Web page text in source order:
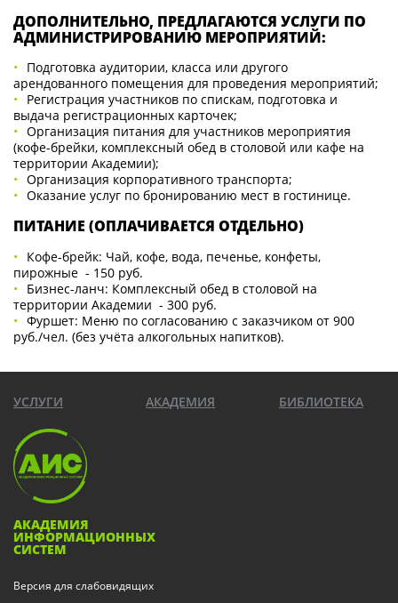
ДОПОЛНИТЕЛЬНО, ПРЕДЛАГАЮТСЯ УСЛУГИ ПО
АДМИНИСТРИРОВАНИЮ МЕРОПРИЯТИЙ:
Подготовка аудитории, класса или другого
арендованного помещения для проведения мероприятий;
Регистрация участников по спискам, подготовка и
выдача регистрационных карточек;
Организация питания для участников мероприятия
(кофе-брейки, комплексный обед в столовой или кафе на
территории Академии);
Организация корпоративного транспорта;
Оказание услуг по бронированию мест в гостинице.
ПИТАНИЕ (ОПЛАЧИВАЕТСЯ ОТДЕЛЬНО)
Кофе-брейк: Чай, кофе, вода, печенье, конфеты,
пирожные - 150 руб.
Бизнес-ланч: Комплексный обед в столовой на
территории Академии - 300 руб.
Фуршет: Меню по согласованию с заказчиком от 900
руб./чел. (без учёта алкогольных напитков).
УСЛУГИ АКАДЕМИЯ БИБЛИОТЕКА
АКАДЕМИЯ
ИНФОРМАЦИОННЫХ
СИСТЕМ
Версия для слабовидящих